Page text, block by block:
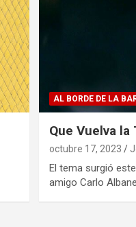
AL BORDE DE LA
Que Vuelva
octubre 17, 2023
El tema surgió
amigo Carlo